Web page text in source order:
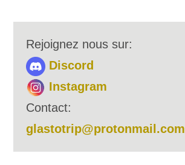
Rejoignez nous sur:
Discord
Instagram
Contact:
glastotrip@protonmail.com